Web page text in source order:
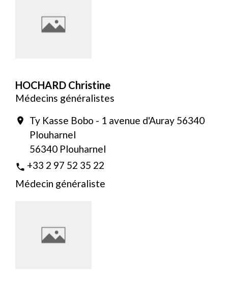
HOCHARD Christine
Médecins généralistes
location_on
Ty Kasse Bobo - 1 avenue d'Auray 56340
Plouharnel
56340 Plouharnel
phone +33 2 97 52 35 22
Médecin généraliste